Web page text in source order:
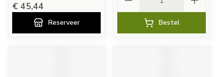
€ 45,44
Reserveer Bestel